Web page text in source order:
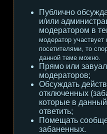
Публично
и/или
модератором в
модератор
посетителями, то
данной теме можно.
Прямо или
модераторов;
Обсуждать
отключенных
которые в
ответить;
Помещать
забаненных.